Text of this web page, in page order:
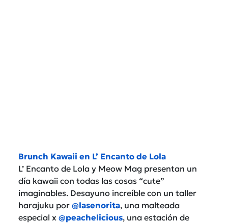
Brunch Kawaii en L’ Encanto de Lola
L’ Encanto de Lola y Meow Mag presentan un
día kawaii con todas las cosas “cute”
imaginables. Desayuno increíble con un taller
harajuku por @lasenorita, una malteada
especial x @peachelicious, una estación de